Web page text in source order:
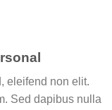
eleifend non elit.
Sed dapibus nulla